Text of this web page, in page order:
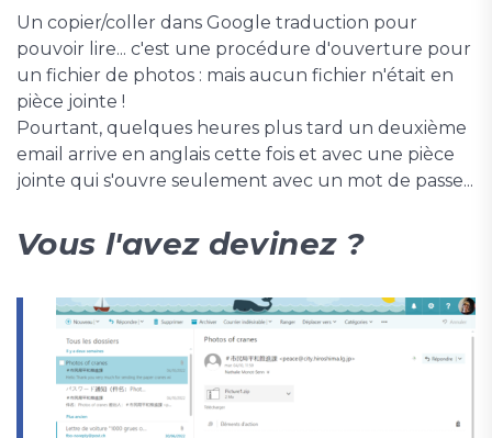
Un copier/coller dans Google traduction pour
pouvoir lire... c'est une procédure d'ouverture pour
un fichier de photos : mais aucun fichier n'était en
pièce jointe !
Pourtant, quelques heures plus tard un deuxième
email arrive en anglais cette fois et avec une pièce
jointe qui s'ouvre seulement avec un mot de passe...
Vous l'avez devinez ?